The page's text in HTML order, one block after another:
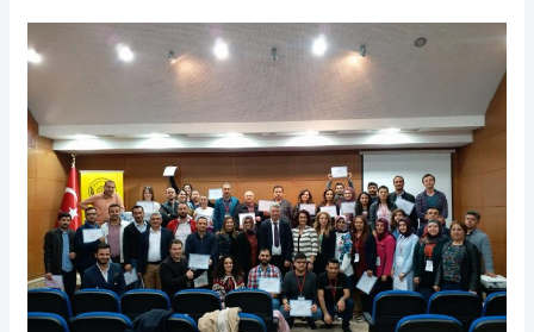
23.
Scientix
Eğitimi
Çalıştayı,
Gaziantep